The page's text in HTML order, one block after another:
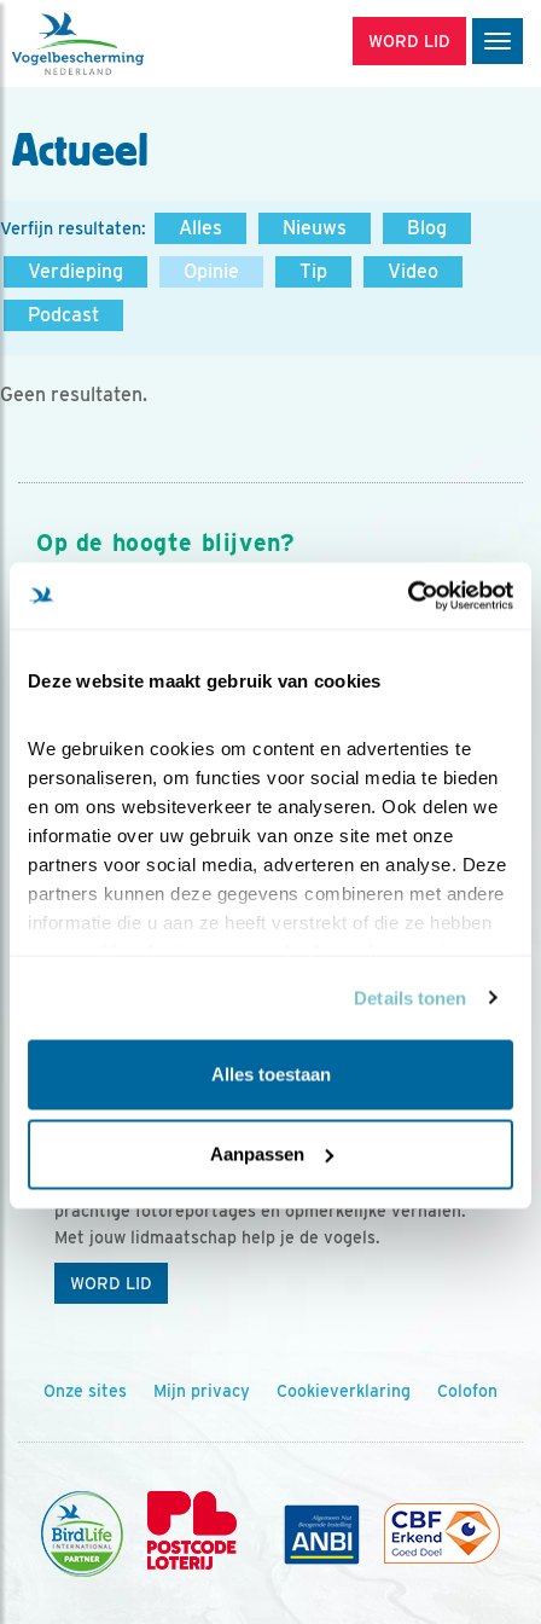
Deze website maakt gebruik van cookies
We gebruiken cookies om content en advertenties te
personaliseren, om functies voor social media te bieden
en om ons websiteverkeer te analyseren. Ook delen we
informatie over uw gebruik van onze site met onze
partners voor social media, adverteren en analyse. Deze
partners kunnen deze gegevens combineren met andere
informatie die u aan ze heeft verstrekt of die ze hebben
Details tonen
Alles toestaan
Aanpassen
WORD LID
Actueel
Verfijn resultaten: Alles Nieuws
Blog
Verdieping
Opinie Tip
Video
Podcast
Geen resultaten.
Op de hoogte blijven?
Meld je aan en ontvang nieuws, inspiratie, acties en tips
over vogels en activiteiten van Vogelbescherming.
Ontvang 5 x Vogels voor € 36,00 per jaar
Vogels is het tijdschrift voor onze leden, met
prachtige fotoreportages en opmerkelijke verhalen.
Met jouw lidmaatschap help je de vogels.
WORD LID
Onze sites Mijn privacy Cookieverklaring Colofon